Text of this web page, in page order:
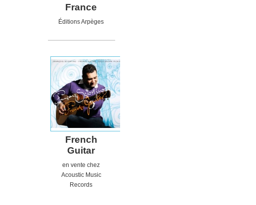
France
Éditions Arpèges
French
Guitar
en vente chez
Acoustic Music
Records